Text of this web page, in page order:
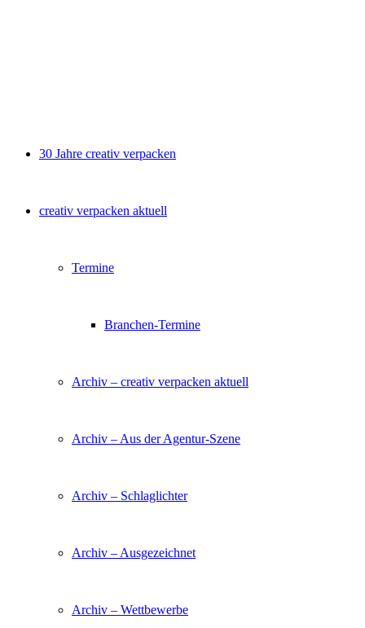
30 Jahre creativ verpacken
creativ verpacken aktuell
Termine
Branchen-Termine
Archiv – creativ verpacken aktuell
Archiv – Aus der Agentur-Szene
Archiv – Schlaglichter
Archiv – Ausgezeichnet
Archiv – Wettbewerbe